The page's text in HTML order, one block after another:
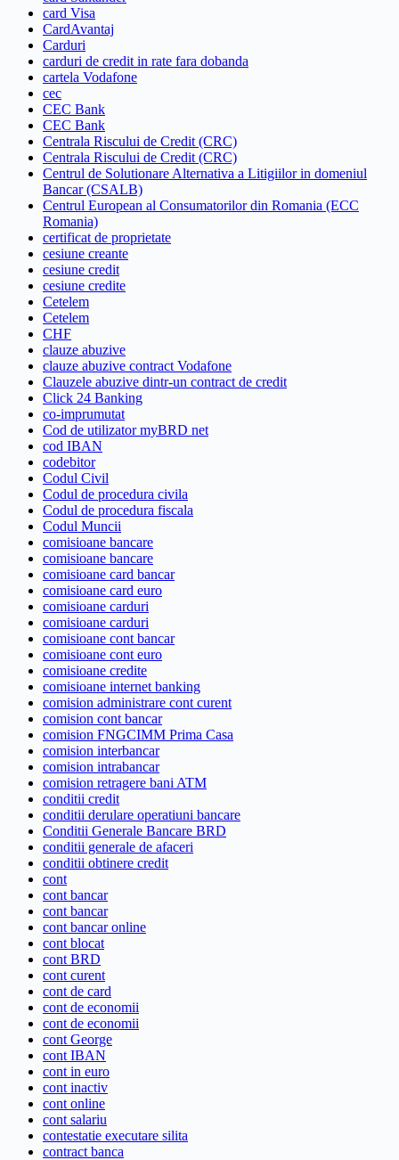
card Visa
CardAvantaj
Carduri
carduri de credit in rate fara dobanda
cartela Vodafone
cec
CEC Bank
CEC Bank
Centrala Riscului de Credit (CRC)
Centrala Riscului de Credit (CRC)
Centrul de Solutionare Alternativa a Litigiilor in domeniul
Bancar (CSALB)
Centrul European al Consumatorilor din Romania (ECC
Romania)
certificat de proprietate
cesiune creante
cesiune credit
cesiune credite
Cetelem
Cetelem
CHF
clauze abuzive
clauze abuzive contract Vodafone
Clauzele abuzive dintr-un contract de credit
Click 24 Banking
co-imprumutat
Cod de utilizator myBRD net
cod IBAN
codebitor
Codul Civil
Codul de procedura civila
Codul de procedura fiscala
Codul Muncii
comisioane bancare
comisioane bancare
comisioane card bancar
comisioane card euro
comisioane carduri
comisioane carduri
comisioane cont bancar
comisioane cont euro
comisioane credite
comisioane internet banking
comision administrare cont curent
comision cont bancar
comision FNGCIMM Prima Casa
comision interbancar
comision intrabancar
comision retragere bani ATM
conditii credit
conditii derulare operatiuni bancare
Conditii Generale Bancare BRD
conditii generale de afaceri
conditii obtinere credit
cont
cont bancar
cont bancar
cont bancar online
cont blocat
cont BRD
cont curent
cont de card
cont de economii
cont de economii
cont George
cont IBAN
cont in euro
cont inactiv
cont online
cont salariu
contestatie executare silita
contract banca